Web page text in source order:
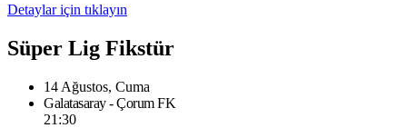
Detaylar için tıklayın
Süper Lig Fikstür
14 Ağustos, Cuma
Galatasaray - Çorum FK
21:30